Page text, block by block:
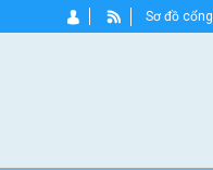
Sơ đồ cổng